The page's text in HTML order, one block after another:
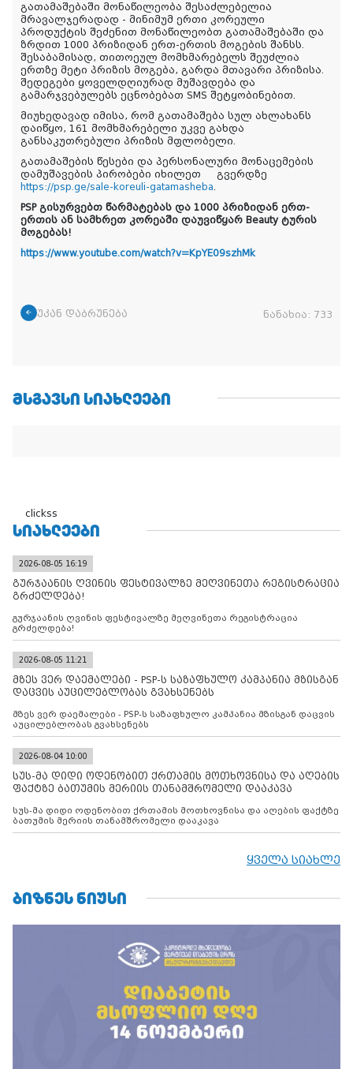
გათამაშებაში მონაწილეობა შესაძლებელია
მრავალჯერადად - მინიმუმ ერთი კორეული
პროდუქტის შეძენით მონაწილეობთ გათამაშებაში და
ზრდით 1000 პრიზიდან ერთ-ერთის მოგების შანსს.
შესაბამისად, თითოეულ მომხმარებელს შეუძლია
ერთზე მეტი პრიზის მოგება, გარდა მთავარი პრიზისა.
შედეგები ყოველდღიურად მუშავდება და
გამარჯვებულებს ეცნობებათ SMS შეტყობინებით.
მიუხედავად იმისა, რომ გათამაშება სულ ახლახანს
დაიწყო, 161 მომხმარებელი უკვე გახდა
განსაკუთრებული პრიზის მფლობელი.
გათამაშების წესები და პერსონალური მონაცემების
დამუშავების პირობები იხილეთ
გვერდზე
https://psp.ge/sale-koreuli-gatamasheba
PSP გისურვებთ წარმატებას და 1000 პრიზიდან ერთ-
ერთის ან სამხრეთ კორეაში დაუვიწყარ Beauty ტურის
მოგებას!
https://www.youtube.com/watch?v=KpYE09szhMk
უკან დაბრუნება ნანახია: 733
ᲛᲡᲒᲐᲕᲡᲘ ᲡᲘᲐᲮᲚᲔᲔᲑᲘ
clickss
ᲡᲘᲐᲮᲚᲔᲔᲑᲘ
2026-08-05 16:19
გურჯაანის ღვინის ფესტივალზე მეღვინეთა რეგისტრაცია
გრძელდება!
გურჯაანის ღვინის ფესტივალზე მეღვინეთა რეგისტრაცია
გრძელდება!
2026-08-05 11:21
მზეს ვერ დაემალები - PSP-ს საზაფხულო კამპანია მზისგან
დაცვის აუცილებლობას გვახსენებს
მზეს ვერ დაემალები - PSP-ს საზაფხულო კამპანია მზისგან დაცვის
აუცილებლობას გვახსენებს
2026-08-04 10:00
სუს-მა დიდი ოდენობით ქრთამის მოთხოვნისა და აღების
ფაქტზე ბათუმის მერიის თანამშრომელი დააკავა
სუს-მა დიდი ოდენობით ქრთამის მოთხოვნისა და აღების ფაქტზე
ბათუმის მერიის თანამშრომელი დააკავა
ყველა სიახლე
ᲑᲘᲖᲜᲔᲡ ᲜᲘᲣᲡᲘ